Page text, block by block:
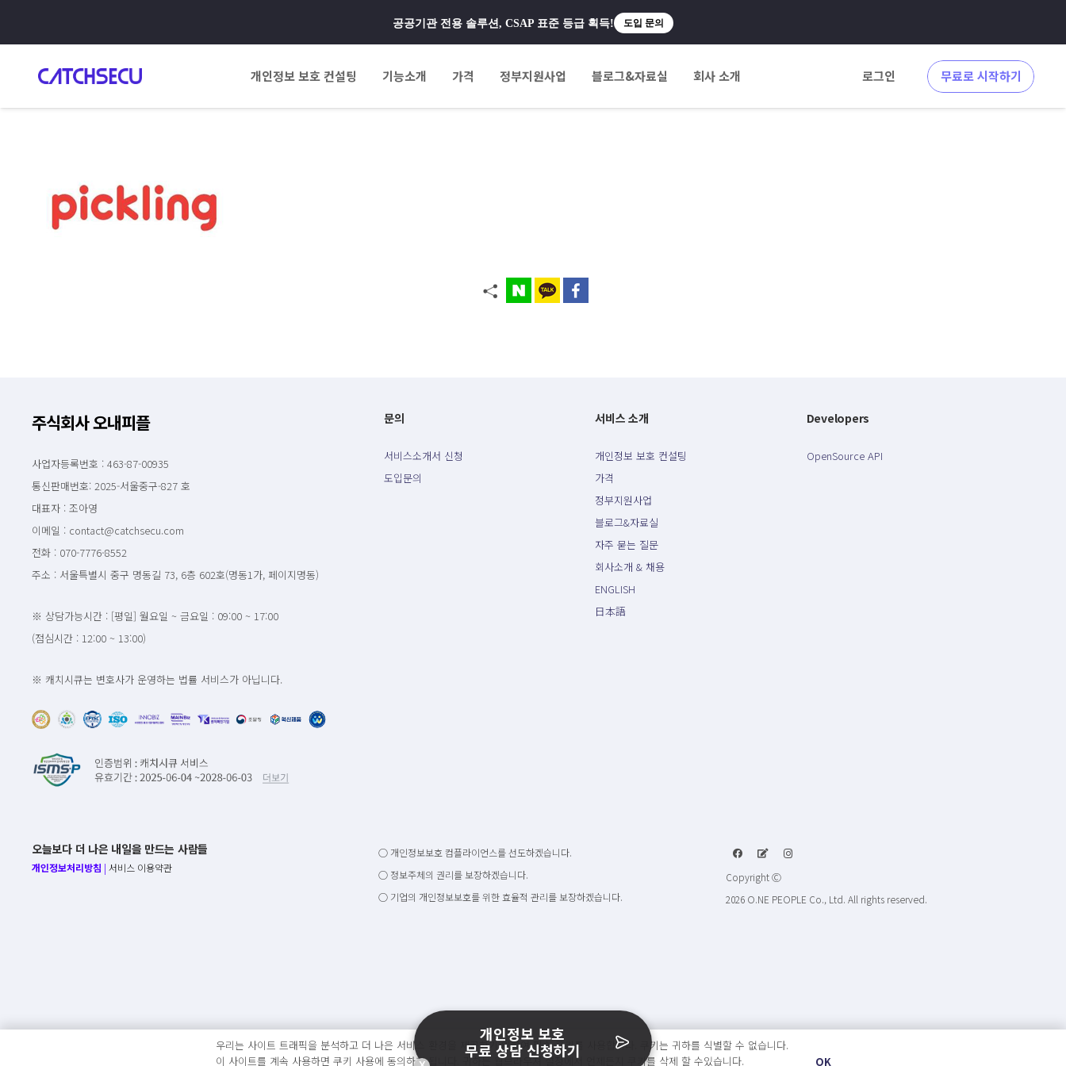
공공기관 전용 솔루션, CSAP 표준 등급 획득! 도입 문의
개인정보 보호 컨설팅 기능소개 가격 정부지원사업 블로그&자료실 회사 소개 로그인 무료로 시작하기
주식회사 오내피플
사업자등록번호 : 463-87-00935
통신판매번호: 2025-서울중구-827 호
대표자 : 조아영
이메일 : contact@catchsecu.com
전화 : 070-7776-8552
주소 : 서울특별시 중구 명동길 73, 6층 602호(명동1가, 페이지명동)
※ 상담가능시간 : [평일] 월요일 ~ 금요일 : 09:00 ~ 17:00
(점심시간 : 12:00 ~ 13:00)
※ 캐치시큐는 변호사가 운영하는 법률 서비스가 아닙니다.
문의
서비스소개서 신청
도입문의
서비스 소개
개인정보 보호 컨설팅
가격
정부지원사업
블로그&자료실
자주 묻는 질문
회사소개 & 채용
ENGLISH
日本語
Developers
OpenSource API
오늘보다 더 나은 내일을 만드는 사람들
개인정보처리방침 | 서비스 이용약관
○ 개인정보보호 컴플라이언스를 선도하겠습니다.
○ 정보주체의 권리를 보장하겠습니다.
○ 기업의 개인정보보호를 위한 효율적 관리를 보장하겠습니다.
Copyright Ⓒ
2026 O.NE PEOPLE Co., Ltd. All rights reserved.
우리는 사이트 트래픽을 분석하고 더 나은 서비스 환경을 제공하기 위하여 필수 쿠키를 사용합니다. 쿠키는 귀하를 식별할 수 없습니다.
이 사이트를 계속 사용하면 쿠키 사용에 동의하게 됩니다. 귀하는 웹브라우져 설정에서 언제든지 쿠키를 삭제 할 수있습니다.
OK
개인정보 보호
무료 상담 신청하기